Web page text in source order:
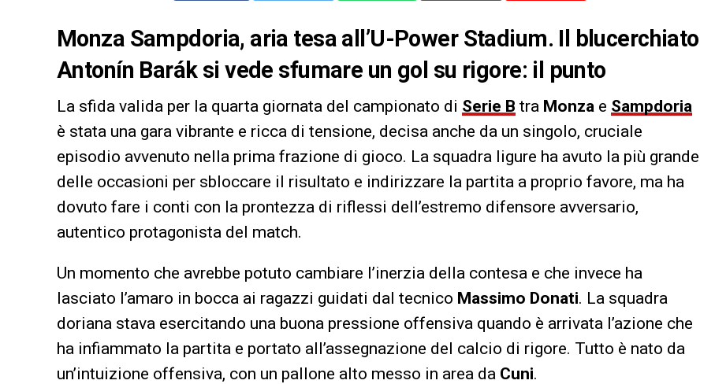
Monza Sampdoria, aria tesa all’U-Power Stadium. Il blucerchiato
Antonín Barák si vede sfumare un gol su rigore: il punto
La sfida valida per la quarta giornata del campionato di Serie B tra Monza e Sampdoria
è stata una gara vibrante e ricca di tensione, decisa anche da un singolo, cruciale
episodio avvenuto nella prima frazione di gioco. La squadra ligure ha avuto la più grande
delle occasioni per sbloccare il risultato e indirizzare la partita a proprio favore, ma ha
dovuto fare i conti con la prontezza di riflessi dell’estremo difensore avversario,
autentico protagonista del match.
Un momento che avrebbe potuto cambiare l’inerzia della contesa e che invece ha
lasciato l’amaro in bocca ai ragazzi guidati dal tecnico Massimo Donati. La squadra
doriana stava esercitando una buona pressione offensiva quando è arrivata l’azione che
ha infiammato la partita e portato all’assegnazione del calcio di rigore. Tutto è nato da
un’intuizione offensiva, con un pallone alto messo in area da Cuni.